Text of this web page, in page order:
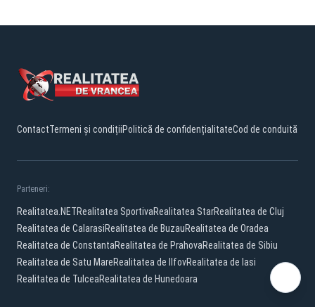
ContactTermeni și condițiiPolitică de confidențialitateCod de conduită
Parteneri:
Realitatea.NETRealitatea SportivaRealitatea StarRealitatea de Cluj
Realitatea de CalarasiRealitatea de BuzauRealitatea de Oradea
Realitatea de ConstantaRealitatea de PrahovaRealitatea de Sibiu
Realitatea de Satu MareRealitatea de IlfovRealitatea de Iasi
Realitatea de TulceaRealitatea de Hunedoara